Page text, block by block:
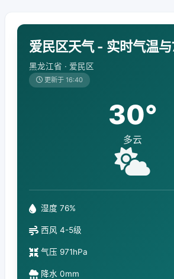
爱民区天气 - 实时气温
黑龙江省 · 爱民区
更新于 16:40
30°
多云
湿度 76%
西风 4-5级
气压 971hPa
降水 0mm